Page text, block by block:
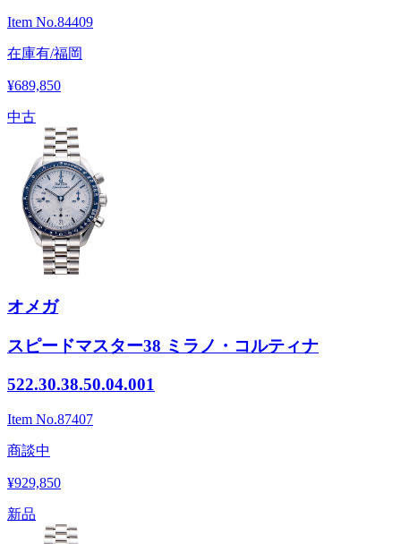
Item No.84409
在庫有/福岡
¥689,850
中古
オメガ
スピードマスター38 ミラノ・コルティナ
522.30.38.50.04.001
Item No.87407
商談中
¥929,850
新品